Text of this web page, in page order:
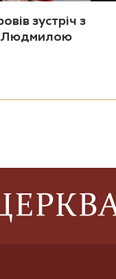
зустріч з
Людмилою